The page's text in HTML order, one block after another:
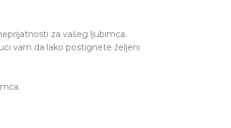
za vašeg ljubimca.
vam da lako postignete željeni